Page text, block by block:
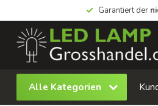
Garantiert der
Alle Kategorien